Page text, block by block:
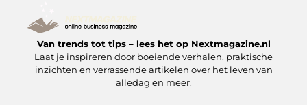
Van trends tot tips – lees het op Nextmagazine.nl
Laat je inspireren door boeiende verhalen, praktische
inzichten en verrassende artikelen over het leven van
alledag en meer.